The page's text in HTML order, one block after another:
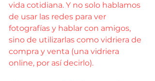
vida cotidiana. Y no solo hablamos
de usar las redes para ver
fotografías y hablar con amigos,
sino de utilizarlas como vidriera de
compra y venta (una vidriera
online, por así decirlo).